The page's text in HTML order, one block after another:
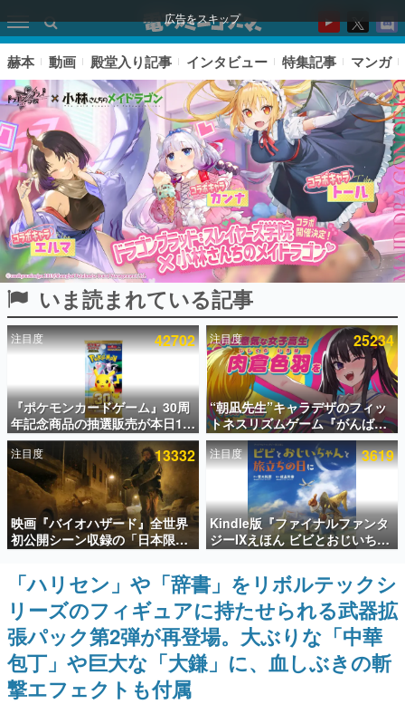
広告をスキップ
ピックアップ
電ファミのいま読まれている記事ランキング
アプリセール情報
インタビュー
連載・特集一覧
殿堂入り記事
SNS拡散数が数千以上！ ページビュー数万以上！ などな
ど。多くの人々に読まれた、電ファミ渾身の“殿堂入り”記
事をまとめました。
ゲームの企画書
名作ゲームクリエイターの方々に製作時のエピソードをお
聞きし、ヒットする企画（ゲーム）とは何か？を探ってい
きます。
赫本
この物語を解いてはいけない。『赫本』は、〈試験問題〉
の形をした短編ホラー小説集です。
赫本 動画 殿堂入り記事 インタビュー 特集記事 マンガ
いま読まれている記事
注目度 42702
『ポケモンカードゲーム』30周
年記念商品の抽選販売が本日12
時より開始。拡張パック「30th
CELEBRATION」のボックス
に、「プレミアムデッキセット
エーフィ・ブラッキー」
「FUTURISTIC BOX」の計3商
品
注目度 25234
“朝凪先生”キャラデザのフィッ
トネスリズムゲーム『がんば
れ！チアリズム』Steamストア
ページが公開。キャラクターの
CVは陽向葵ゅかさん
注目度 13332
映画『バイオハザード』全世界
初公開シーン収録の「日本限
定」予告映像が解禁。バイオの
日（8月10日）にあわせて、
「ラクーンシティ総合病院」へ
行く配達人の姿が披露
注目度 3619
Kindle版『ファイナルファンタ
ジーIXえほん ビビとおじいちゃ
んと旅立ちの日に』が半額の
「660円」となるセールが開催
中。原作スタッフの青木和彦氏
と板鼻利幸氏による「ビビ」の
前日譚
「ハリセン」や「辞書」をリボルテックシ
リーズのフィギュアに持たせられる武器拡
張パック第2弾が再登場。大ぶりな「中華
包丁」や巨大な「大鎌」に、血しぶきの斬
撃エフェクトも付属